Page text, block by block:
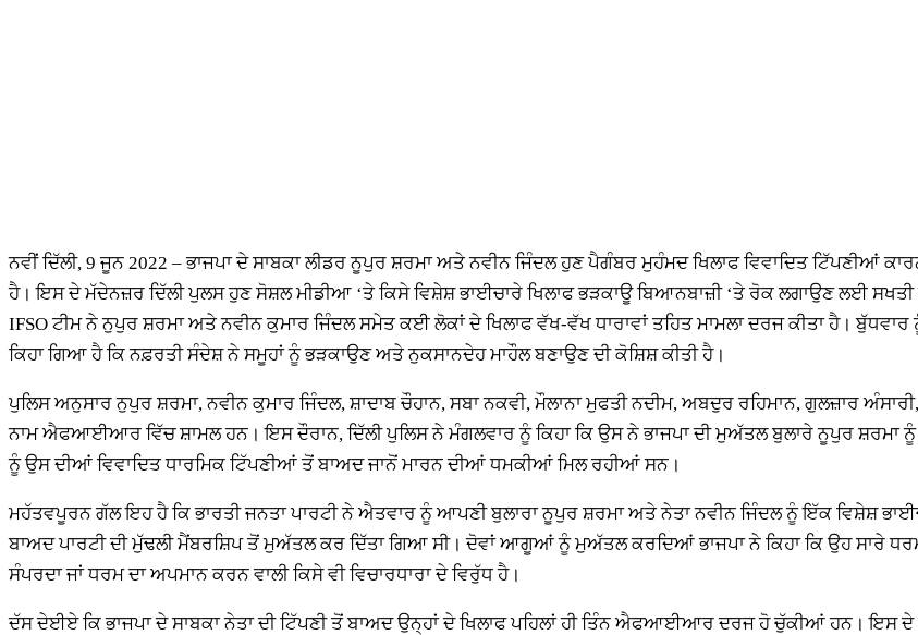
ਨਵੀਂ ਦਿੱਲੀ, 9 ਜੂਨ 2022 – ਭਾਜਪਾ ਦੇ ਸਾਬਕਾ ਲੀਡਰ ਨੂਪੁਰ ਸ਼ਰਮਾ ਅਤੇ ਨਵੀਨ ਜਿੰਦਲ ਹੁਣ ਪੈਗੰਬਰ ਮੁਹੰਮਦ ਖਿਲਾਫ ਵਿਵਾਦਿਤ ਟਿੱਪਣੀਆਂ
ਹੈ। ਇਸ ਦੇ ਮੱਦੇਨਜ਼ਰ ਦਿੱਲੀ ਪੁਲਸ ਹੁਣ ਸੋਸ਼ਲ ਮੀਡੀਆ ‘ਤੇ ਕਿਸੇ ਵਿਸ਼ੇਸ਼ ਭਾਈਚਾਰੇ ਖਿਲਾਫ ਭੜਕਾਊ ਬਿਆਨਬਾਜ਼ੀ ‘ਤੇ ਰੋਕ ਲਗਾਉਣ ਲਈ ਸਖਤੀ
IFSO ਟੀਮ ਨੇ ਨੁਪੁਰ ਸ਼ਰਮਾ ਅਤੇ ਨਵੀਨ ਕੁਮਾਰ ਜਿੰਦਲ ਸਮੇਤ ਕਈ ਲੋਕਾਂ ਦੇ ਖਿਲਾਫ ਵੱਖ-ਵੱਖ ਧਾਰਾਵਾਂ ਤਹਿਤ ਮਾਮਲਾ ਦਰਜ ਕੀਤਾ ਹੈ।
ਕਿਹਾ ਗਿਆ ਹੈ ਕਿ ਨਫ਼ਰਤੀ ਸੰਦੇਸ਼ ਨੇ ਸਮੂਹਾਂ ਨੂੰ ਭੜਕਾਉਣ ਅਤੇ ਨੁਕਸਾਨਦੇਹ ਮਾਹੌਲ ਬਣਾਉਣ ਦੀ ਕੋਸ਼ਿਸ਼ ਕੀਤੀ ਹੈ।
ਪੁਲਿਸ ਅਨੁਸਾਰ ਨੁਪੁਰ ਸ਼ਰਮਾ, ਨਵੀਨ ਕੁਮਾਰ ਜਿੰਦਲ, ਸ਼ਾਦਾਬ ਚੌਹਾਨ, ਸਬਾ ਨਕਵੀ, ਮੌਲਾਨਾ ਮੁਫਤੀ ਨਦੀਮ, ਅਬਦੁਰ ਰਹਿਮਾਨ, ਗੁਲਜ਼ਾਰ
ਨਾਮ ਐਫਆਈਆਰ ਵਿੱਚ ਸ਼ਾਮਲ ਹਨ। ਇਸ ਦੌਰਾਨ, ਦਿੱਲੀ ਪੁਲਿਸ ਨੇ ਮੰਗਲਵਾਰ ਨੂੰ ਕਿਹਾ ਕਿ ਉਸ ਨੇ ਭਾਜਪਾ ਦੀ ਮੁਅੱਤਲ ਬੁਲਾਰੇ ਨੂਪੁਰ ਸ਼ਰਮਾ
ਨੂੰ ਉਸ ਦੀਆਂ ਵਿਵਾਦਿਤ ਧਾਰਮਿਕ ਟਿੱਪਣੀਆਂ ਤੋਂ ਬਾਅਦ ਜਾਨੋਂ ਮਾਰਨ ਦੀਆਂ ਧਮਕੀਆਂ ਮਿਲ ਰਹੀਆਂ ਸਨ।
ਮਹੱਤਵਪੂਰਨ ਗੱਲ ਇਹ ਹੈ ਕਿ ਭਾਰਤੀ ਜਨਤਾ ਪਾਰਟੀ ਨੇ ਐਤਵਾਰ ਨੂੰ ਆਪਣੀ ਬੁਲਾਰਾ ਨੂਪੁਰ ਸ਼ਰਮਾ ਅਤੇ ਨੇਤਾ ਨਵੀਨ ਜਿੰਦਲ ਨੂੰ ਇੱਕ ਵਿਸ਼ੇਸ਼
ਬਾਅਦ ਪਾਰਟੀ ਦੀ ਮੁੱਢਲੀ ਮੈਂਬਰਸ਼ਿਪ ਤੋਂ ਮੁਅੱਤਲ ਕਰ ਦਿੱਤਾ ਗਿਆ ਸੀ। ਦੋਵਾਂ ਆਗੂਆਂ ਨੂੰ ਮੁਅੱਤਲ ਕਰਦਿਆਂ ਭਾਜਪਾ ਨੇ ਕਿਹਾ ਕਿ ਉਹ ਸਾਰੇ
ਸੰਪਰਦਾ ਜਾਂ ਧਰਮ ਦਾ ਅਪਮਾਨ ਕਰਨ ਵਾਲੀ ਕਿਸੇ ਵੀ ਵਿਚਾਰਧਾਰਾ ਦੇ ਵਿਰੁੱਧ ਹੈ।
ਦੱਸ ਦੇਈਏ ਕਿ ਭਾਜਪਾ ਦੇ ਸਾਬਕਾ ਨੇਤਾ ਦੀ ਟਿੱਪਣੀ ਤੋਂ ਬਾਅਦ ਉਨ੍ਹਾਂ ਦੇ ਖਿਲਾਫ ਪਹਿਲਾਂ ਹੀ ਤਿੰਨ ਐਫਆਈਆਰ ਦਰਜ ਹੋ ਚੁੱਕੀਆਂ ਹਨ। ਇਸ ਦੇ